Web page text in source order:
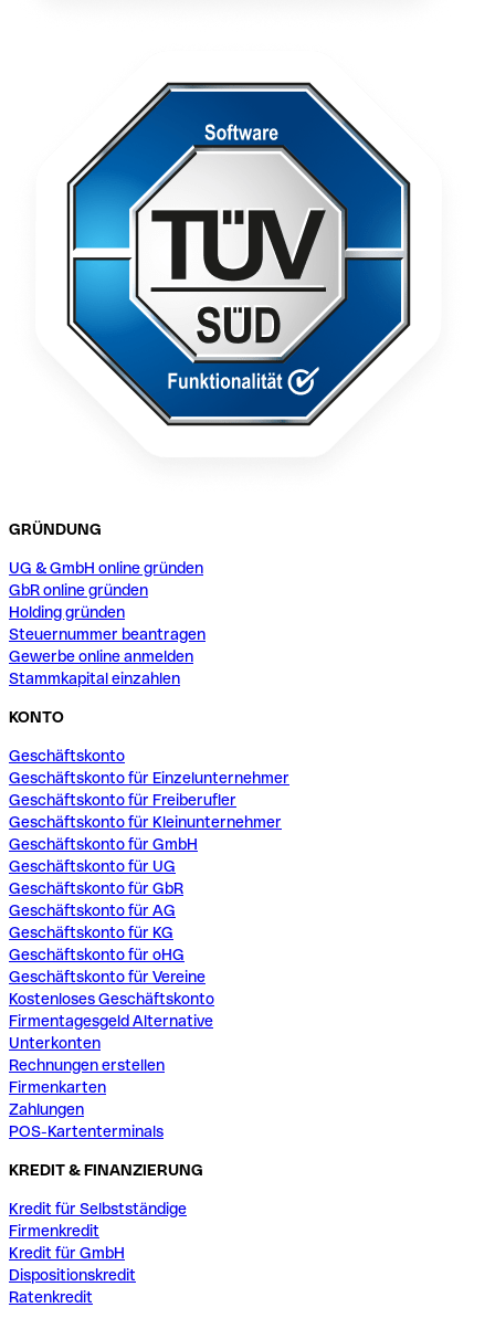
GRÜNDUNG
UG & GmbH online gründen
GbR online gründen
Holding gründen
Steuernummer beantragen
Gewerbe online anmelden
Stammkapital einzahlen
KONTO
Geschäftskonto
Geschäftskonto für Einzelunternehmer
Geschäftskonto für Freiberufler
Geschäftskonto für Kleinunternehmer
Geschäftskonto für GmbH
Geschäftskonto für UG
Geschäftskonto für GbR
Geschäftskonto für AG
Geschäftskonto für KG
Geschäftskonto für oHG
Geschäftskonto für Vereine
Kostenloses Geschäftskonto
Firmentagesgeld Alternative
Unterkonten
Rechnungen erstellen
Firmenkarten
Zahlungen
POS-Kartenterminals
KREDIT & FINANZIERUNG
Kredit für Selbstständige
Firmenkredit
Kredit für GmbH
Dispositionskredit
Ratenkredit